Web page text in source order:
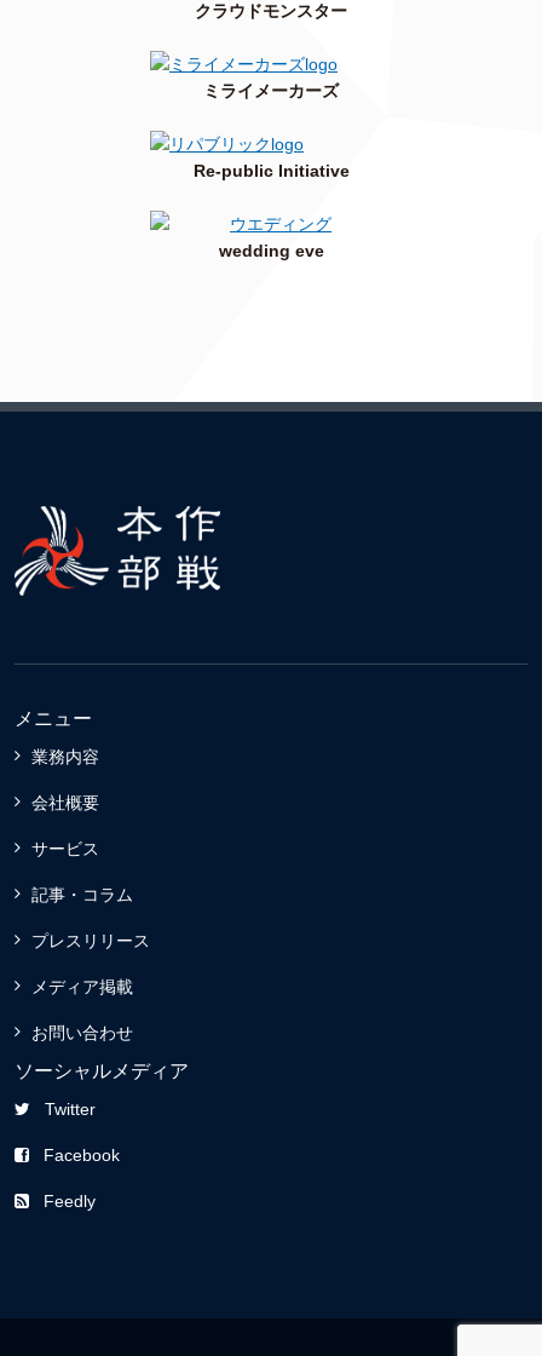
クラウドモンスター
ミライメーカーズ
Re-public Initiative
wedding eve
メニュー
業務内容
会社概要
サービス
記事・コラム
プレスリリース
メディア掲載
お問い合わせ
ソーシャルメディア
Twitter
Facebook
Feedly